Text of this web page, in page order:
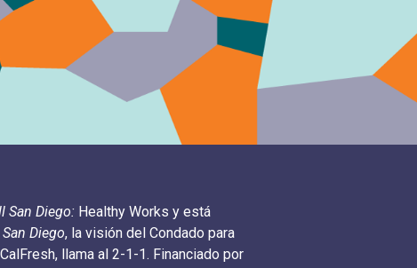
San Diego: Healthy Works y está
Diego, la visión del Condado para
llama al 2-1-1. Financiado por